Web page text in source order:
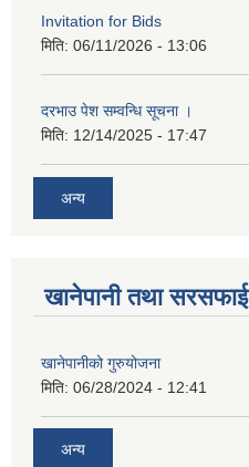
Invitation for Bids
मिति: 06/11/2026 - 13:06
दरभाउ पेश सम्वन्धि सूचना ।
मिति: 12/14/2025 - 17:47
अन्य
खानेपानी तथा सरसफाई
खानेपानीको गुरुयोजना
मिति: 06/28/2024 - 12:41
अन्य